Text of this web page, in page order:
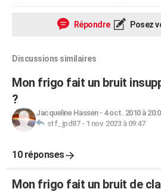
Répondre Posez
Discussions similaires
Mon frigo fait un bruit
?
Jacqueline Hassen- 4 oct. 2010 à
stf_jpd87- 1 nov. 2023 à 09:47
10 réponses
Mon frigo fait un bruit de